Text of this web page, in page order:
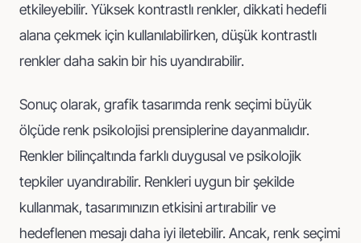
etkileyebilir. Yüksek kontrastlı renkler, dikkati hedefli
alana çekmek için kullanılabilirken, düşük kontrastlı
renkler daha sakin bir his uyandırabilir.
Sonuç olarak, grafik tasarımda renk seçimi büyük
ölçüde renk psikolojisi prensiplerine dayanmalıdır.
Renkler bilinçaltında farklı duygusal ve psikolojik
tepkiler uyandırabilir. Renkleri uygun bir şekilde
kullanmak, tasarımınızın etkisini artırabilir ve
hedeflenen mesajı daha iyi iletebilir. Ancak, renk seçimi